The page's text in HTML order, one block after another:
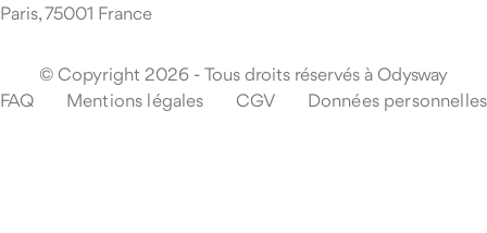
Paris, 75001 France
© Copyright 2026 - Tous droits réservés à Odysway
FAQ
Mentions légales CGV Données personnelles